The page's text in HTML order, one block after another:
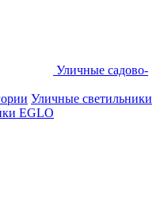
Уличные садово-
Уличные светильники
EGLO